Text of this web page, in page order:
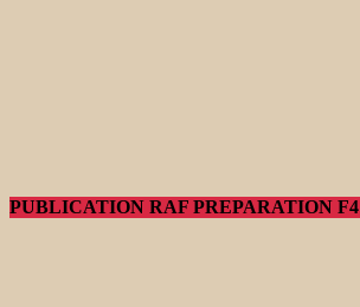
PUBLICATION RAF PREPARATION F4